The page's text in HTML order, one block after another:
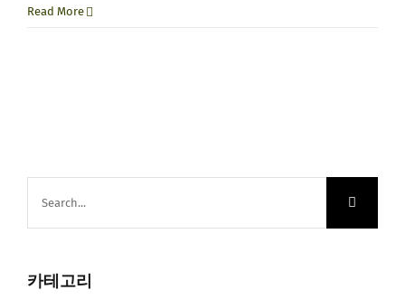
Read More
카테고리